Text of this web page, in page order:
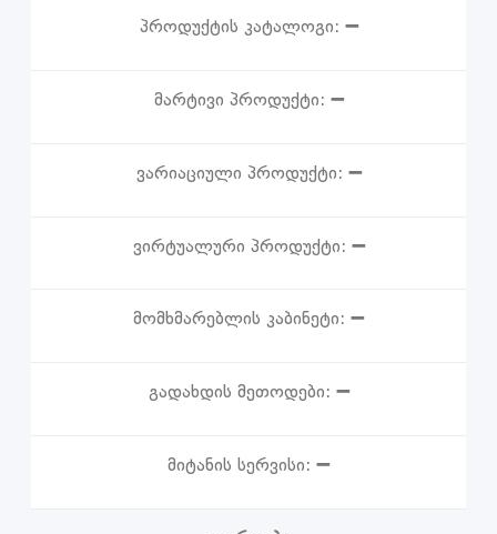
პროდუქტის კატალოგი: ➖
მარტივი პროდუქტი: ➖
ვარიაციული პროდუქტი: ➖
ვირტუალური პროდუქტი: ➖
მომხმარებლის კაბინეტი: ➖
გადახდის მეთოდები: ➖
მიტანის სერვისი: ➖